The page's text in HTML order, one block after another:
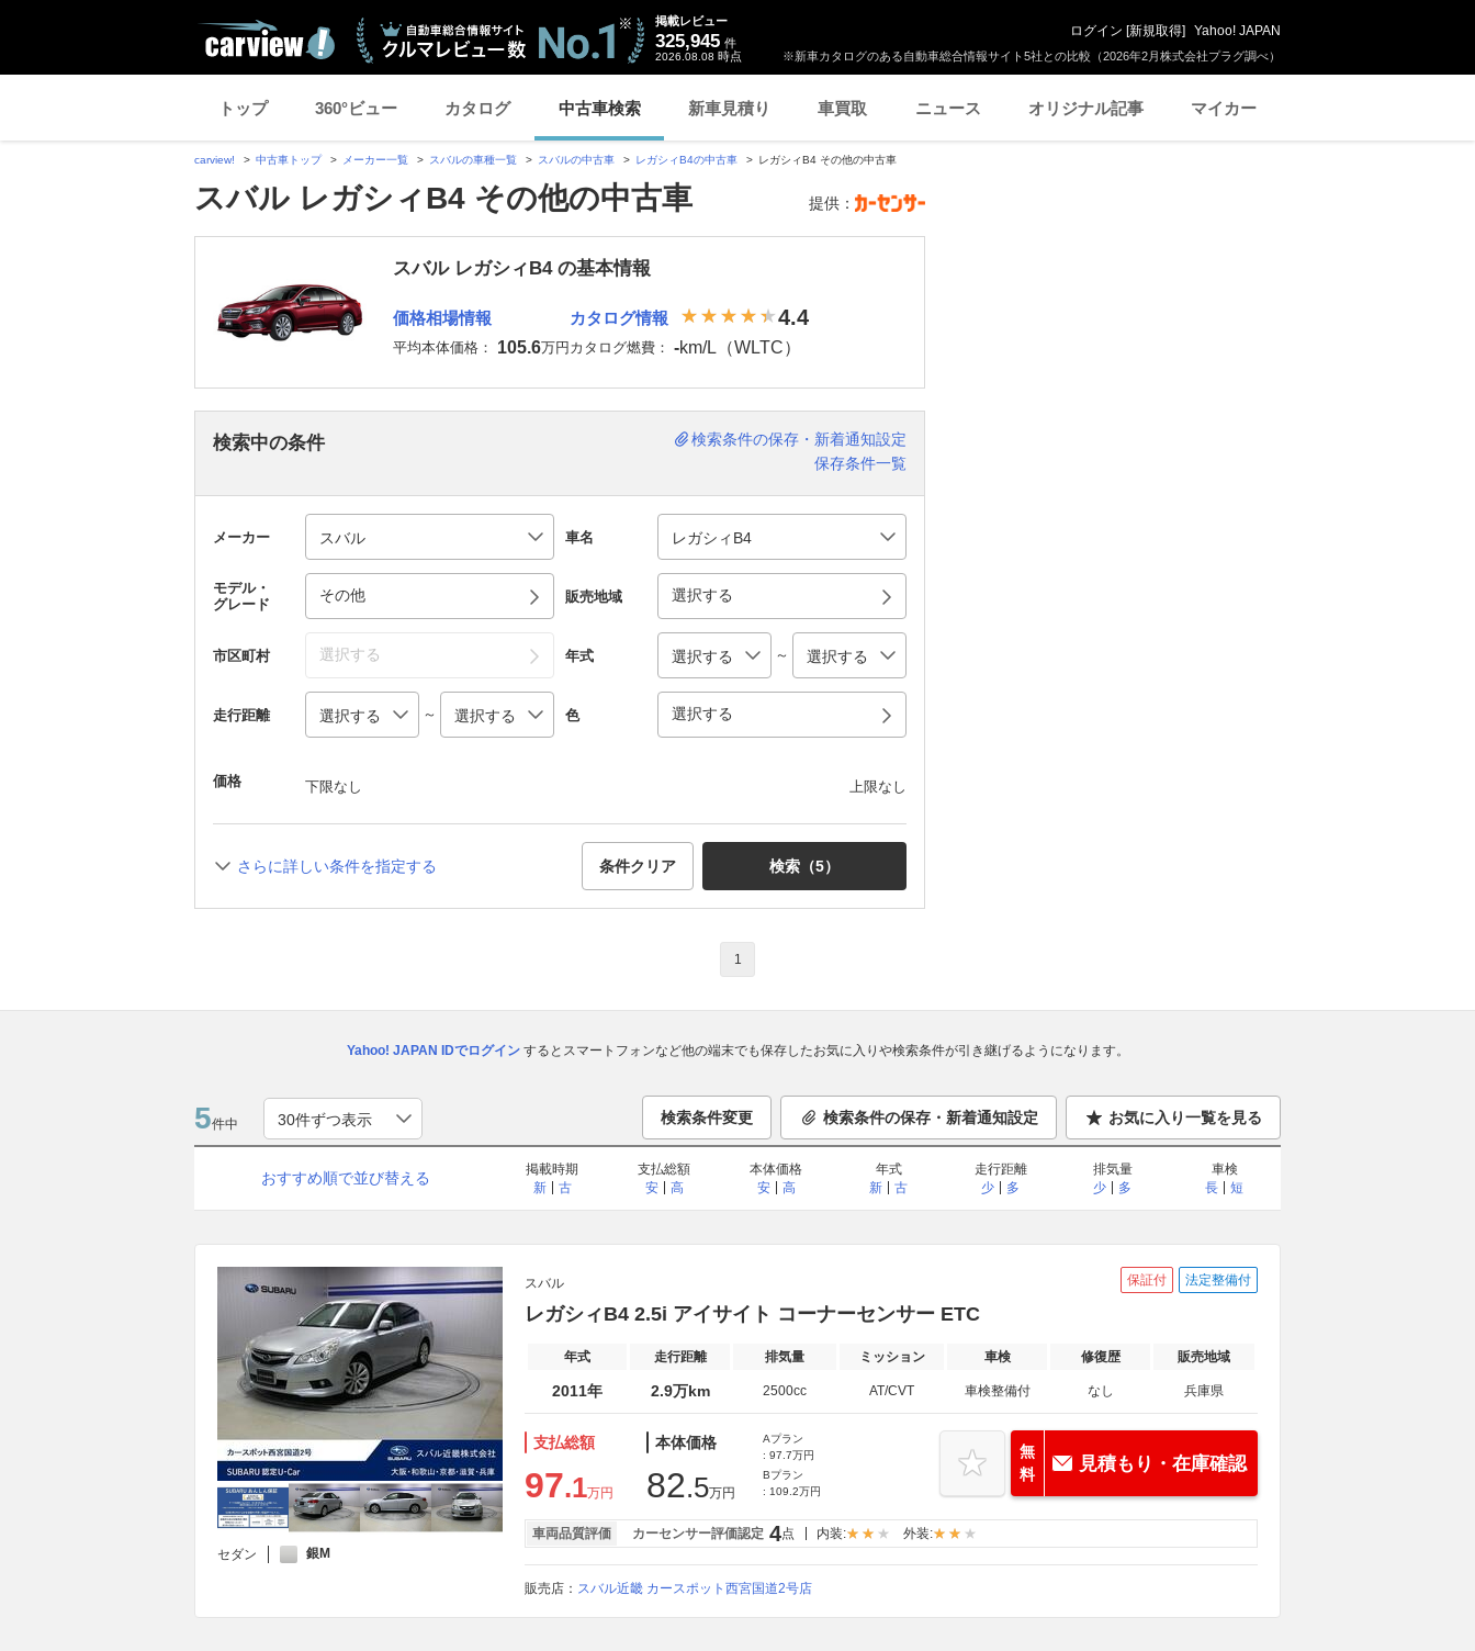
※新車カタログのある自動車総合情報サイト5社との比較（2026年2月株式会社プラグ調べ）
掲載レビュー
325,945 件
2026.08.08 時点
ログイン [新規取得] Yahoo! JAPAN
トップ 360°ビュー カタログ 中古車検索 新車見積り 車買取 ニュース オリジナル記事 マイカー
carview! 中古車トップ メーカー一覧 スバルの車種一覧 スバルの中古車 レガシィB4の中古車 レガシィB4 その他の中古車
スバル レガシィB4 その他の中古車 提供：
スバル レガシィB4 の基本情報
価格相場情報
平均本体価格： 105.6万円
カタログ情報 4.4
カタログ燃費： -km/L（WLTC）
検索中の条件
検索条件の保存・新着通知設定
保存条件一覧
メーカー 車名
モデル・
グレード
その他 販売地域 選択する
市区町村 選択する 年式 ～
走行距離 ～ 色 選択する
価格 下限なし 上限なし
さらに詳しい条件を指定する 条件クリア 検索（5）
1
Yahoo! JAPAN IDでログインするとスマートフォンなど他の端末でも保存したお気に入りや検索条件が引き継げるようになります。
5件中 検索条件変更 検索条件の保存・新着通知設定 お気に入り一覧を見る
おすすめ順で並び替える
掲載時期
新
古
支払総額
安
高
本体価格
安
高
年式
新
古
走行距離
少
多
排気量
少
多
車検
長
短
セダン 銀M
スバル 保証付 法定整備付
レガシィB4 2.5i アイサイト コーナーセンサー ETC
年式 走行距離 排気量 ミッション 車検 修復歴 販売地域
2011年 2.9万km 2500cc AT/CVT 車検整備付 なし 兵庫県
支払総額
97.1万円
本体価格
82.5万円
Aプラン
: 97.7万円
Bプラン
: 109.2万円
無
料
見積もり・在庫確認
車両品質評価 カーセンサー評価認定 4点 内装: 外装:
販売店： スバル近畿 カースポット西宮国道2号店